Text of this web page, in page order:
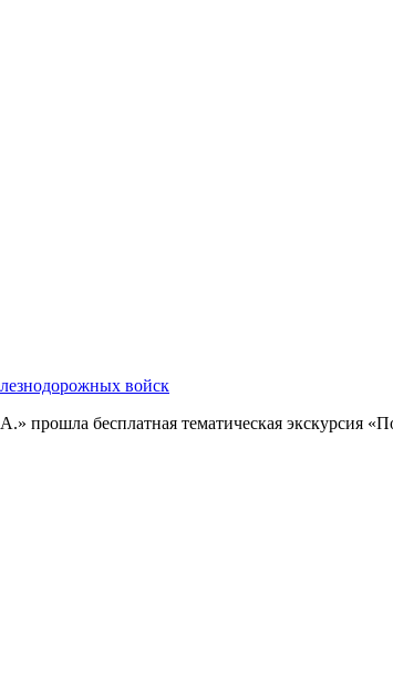
войск
прошла бесплатная тематическая экскурсия